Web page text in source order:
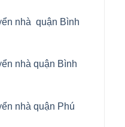
nhà quận Bình
nhà quận Bình
nhà quận Phú